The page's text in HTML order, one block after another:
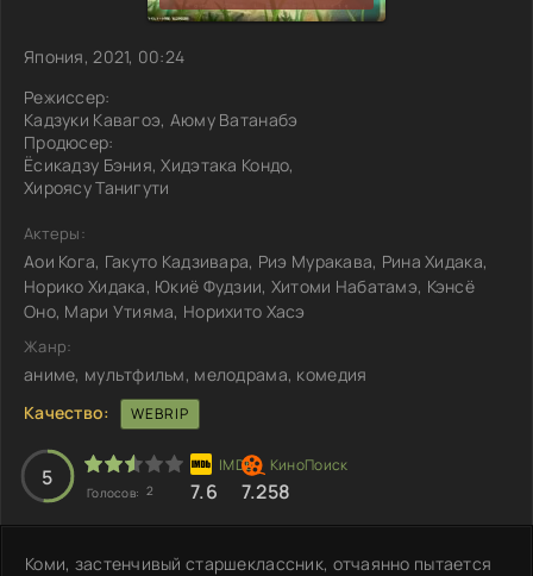
Япония, 2021, 00:24
Режиссер:
Кадзуки Кавагоэ, Аюму Ватанабэ
Продюсер:
Ёсикадзу Бэния, Хидэтака Кондо,
Хироясу Танигути
Актеры:
Аои Кога, Гакуто Кадзивара, Риэ Муракава, Рина Хидака,
Норико Хидака, Юкиё Фудзии, Хитоми Набатамэ, Кэнсё
Оно, Мари Утияма, Норихито Хасэ
Жанр:
аниме, мультфильм, мелодрама, комедия
Качество:
WEBRIP
5
Голосов: 2 7.6 7.258
Коми, застенчивый старшеклассник, отчаянно пытается